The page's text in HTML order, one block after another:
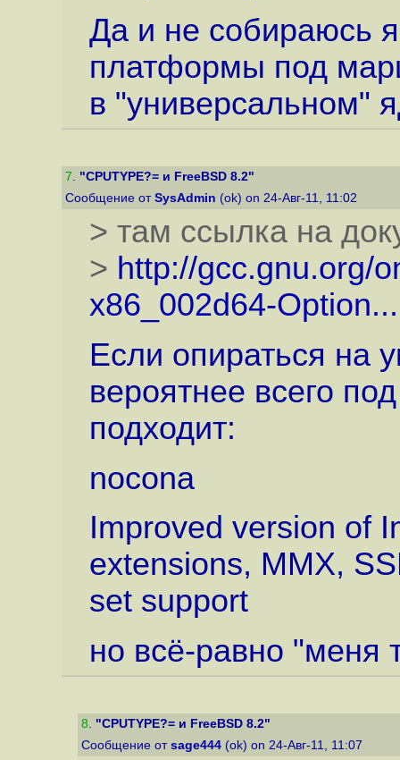
Да и не собираюсь
платформы под
в "универсальном"
7. "CPUTYPE?= и FreeBSD 8.2"
Сообщение от SysAdmin (ok) on 24-Авг-11, 11:02
> там ссылка на
> http://gcc.gnu.org/
x86_002d64-Option...
Если опираться на
вероятнее всего
подходит:
nocona
Improved version of
extensions, MMX,
set support
но всё-равно "меня
8. "CPUTYPE?= и FreeBSD 8.2"
Сообщение от sage444 (ok) on 24-Авг-11, 11:07